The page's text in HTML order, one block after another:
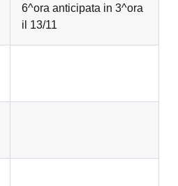
6^ora anticipata in 3^ora
il 13/11